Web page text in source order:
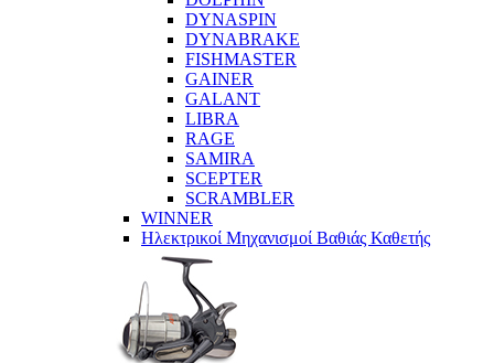
DYNASPIN
DYNABRAKE
FISHMASTER
GAINER
GALANT
LIBRA
RAGE
SAMIRA
SCEPTER
SCRAMBLER
WINNER
Ηλεκτρικοί Μηχανισμοί Βαθιάς Καθετής